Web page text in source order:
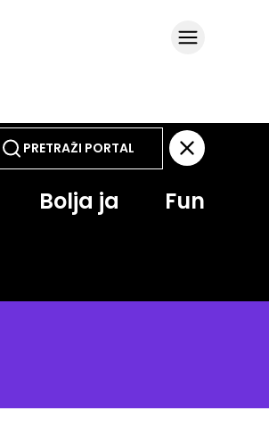
Bolja ja Fun